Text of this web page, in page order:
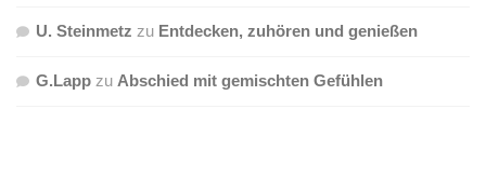
U. Steinmetz zu Entdecken, zuhören und genießen
G.Lapp zu Abschied mit gemischten Gefühlen